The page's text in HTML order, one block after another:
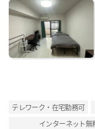
テレワーク・在宅勤務可
インターネット無